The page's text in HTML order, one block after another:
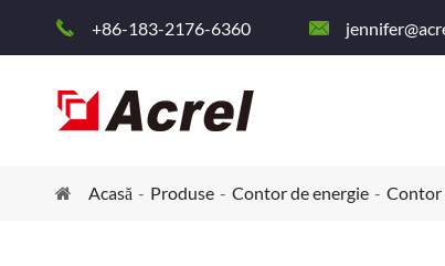
 +86-183-2176-6360 
Acasă Produse Contor de energie Contor